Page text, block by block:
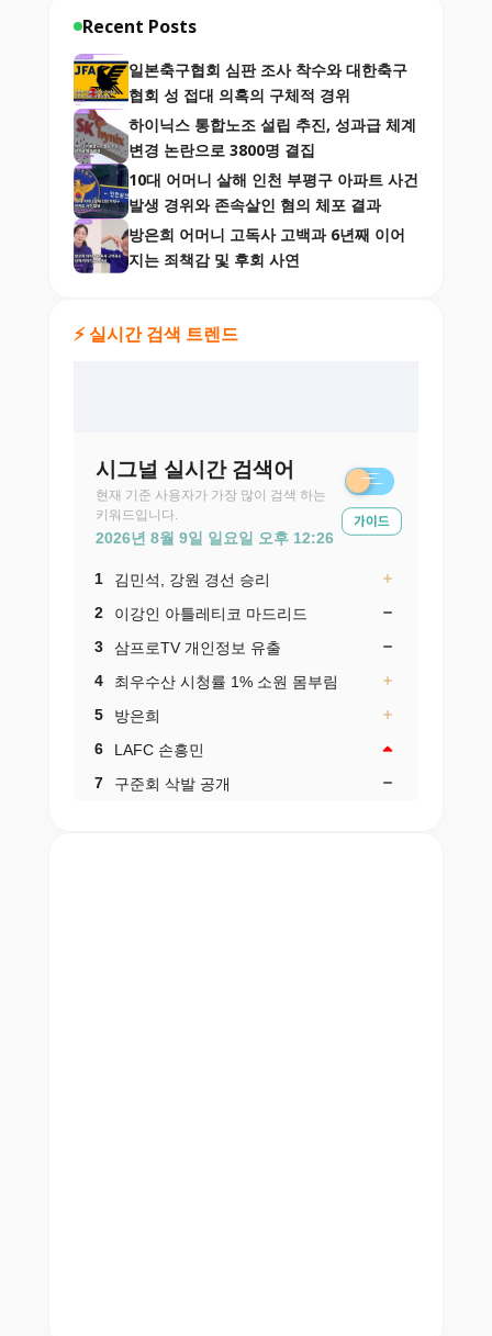
Recent Posts
일본축구협회 심판 조사 착수와 대한축구
협회 성 접대 의혹의 구체적 경위
하이닉스 통합노조 설립 추진, 성과급 체계
변경 논란으로 3800명 결집
10대 어머니 살해 인천 부평구 아파트 사건
발생 경위와 존속살인 혐의 체포 결과
방은희 어머니 고독사 고백과 6년째 이어
지는 죄책감 및 후회 사연
⚡ 실시간 검색 트렌드